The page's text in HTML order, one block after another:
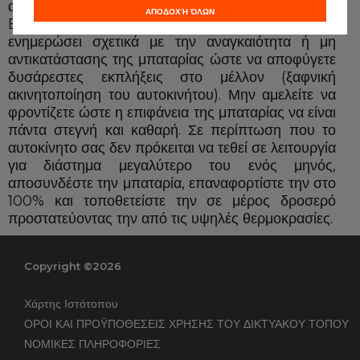
από το εξειδικευμένο προσωπικό του Δικτύου
EUROREPAR Car Service που θα σας
ενημερώσει σχετικά με την αναγκαιότητα ή μη
αντικατάστασης της μπαταρίας ώστε να αποφύγετε
δυσάρεστες εκπλήξεις στο μέλλον (ξαφνική
ακινητοποίηση του αυτοκινήτου). Μην αμελείτε να
φροντίζετε ώστε η επιφάνεια της μπαταρίας να είναι
πάντα στεγνή και καθαρή. Σε περίπτωση που το
αυτοκίνητο σας δεν πρόκειται να τεθεί σε λειτουργία
για διάστημα μεγαλύτερο του ενός μηνός,
αποσυνδέστε την μπαταρία, επαναφορτίστε την στο
100% και τοποθετείστε την σε μέρος δροσερό
προστατεύοντας την από τις υψηλές θερμοκρασίες.
Copyright ©2026
Χάρτης Ιστότοπου
ΟΡΟΙ ΚΑΙ ΠΡΟΫΠΟΘΕΣΕΙΣ ΧΡΗΣΗΣ ΤΟΥ ΔΙΚΤΥΑΚΟΥ ΤΟΠΟΥ
ΝΟΜΙΚΕΣ ΠΛΗΡΟΦΟΡΙΕΣ
ΑΠΟΔΟΧΉ ΌΛΩΝ